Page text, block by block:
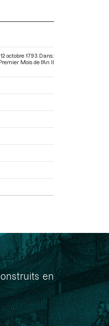
octobre 1793. Dans :
Mois de l'An II
en